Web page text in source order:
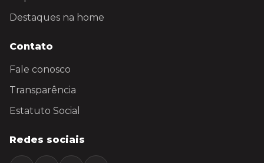
Destaques na home
Contato
Fale conosco
Transparência
Estatuto Social
Redes sociais